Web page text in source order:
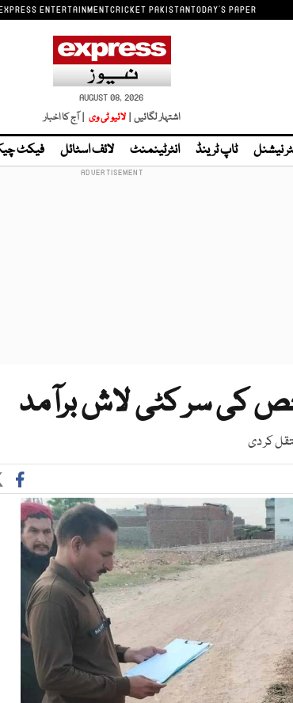
ENTERTAINMENTCRICKET PAKISTANTODAY'S PAPER
AUGUST 08, 2026
اشتہار لگائیں | لائیو ٹی وی | آج کا اخبار
نیشنل ٹاپ ٹرینڈ انٹرٹینمنٹ لائف اسٹائل فیکٹ
کی سر کٹی لاش برآمد
کر دی